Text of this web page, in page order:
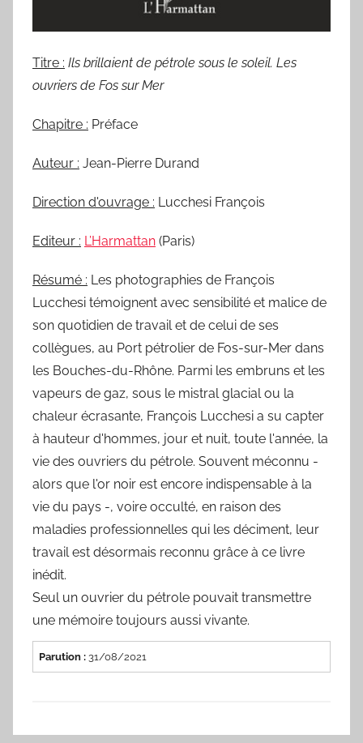
Titre : Ils brillaient de pétrole sous le soleil. Les
ouvriers de Fos sur Mer
Chapitre : Préface
Auteur : Jean-Pierre Durand
Direction d'ouvrage : Lucchesi François
Editeur : L’Harmattan (Paris)
Résumé : Les photographies de François
Lucchesi témoignent avec sensibilité et malice de
son quotidien de travail et de celui de ses
collègues, au Port pétrolier de Fos-sur-Mer dans
les Bouches-du-Rhône. Parmi les embruns et les
vapeurs de gaz, sous le mistral glacial ou la
chaleur écrasante, François Lucchesi a su capter
à hauteur d'hommes, jour et nuit, toute l'année, la
vie des ouvriers du pétrole. Souvent méconnu -
alors que l'or noir est encore indispensable à la
vie du pays -, voire occulté, en raison des
maladies professionnelles qui les déciment, leur
travail est désormais reconnu grâce à ce livre
inédit.
Seul un ouvrier du pétrole pouvait transmettre
une mémoire toujours aussi vivante.
Parution : 31/08/2021